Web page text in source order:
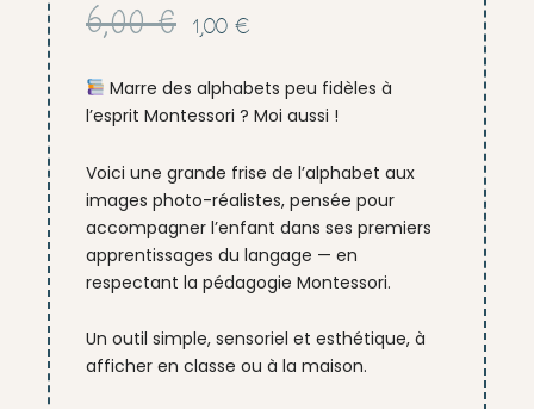
6,00€ Le
prix
initial
était :
6,00 €.
1,00 €
actuel
est :
1,00 €.
Marre des alphabets peu fidèles à
l’esprit Montessori ? Moi aussi !
Voici une grande frise de l’alphabet aux
images photo-réalistes, pensée pour
accompagner l’enfant dans ses premiers
apprentissages du langage — en
respectant la pédagogie Montessori.
Un outil simple, sensoriel et esthétique, à
afficher en classe ou à la maison.